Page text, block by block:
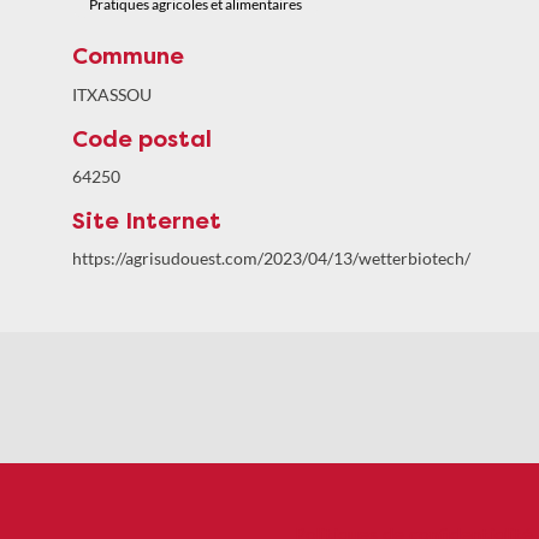
Pratiques agricoles et alimentaires
Commune
ITXASSOU
Code postal
64250
Site Internet
https://agrisudouest.com/2023/04/13/wetterbiotech/